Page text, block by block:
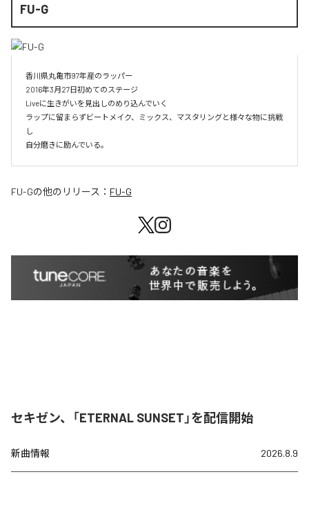
FU-G
香川県丸亀市97年産のラッパー
2016年3月27日初めてのステージ
Liveに生きがいを見出しのめり込んでいく
ラップに留まらずビートメイク、ミックス、マスタリングと様々な物に挑戦
し
自分磨きに励んでいる。
FU-Gの他のリリース： FU-G
セキゼン、「ETERNAL SUNSET」を配信開始
新曲情報 2026.8.9